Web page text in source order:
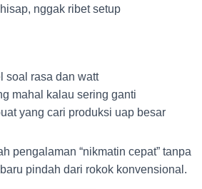
nggak ribet setup
soal rasa dan watt
mahal kalau sering ganti
yang cari produksi uap besar
pengalaman “nikmatin cepat” tanpa
pindah dari rokok konvensional.